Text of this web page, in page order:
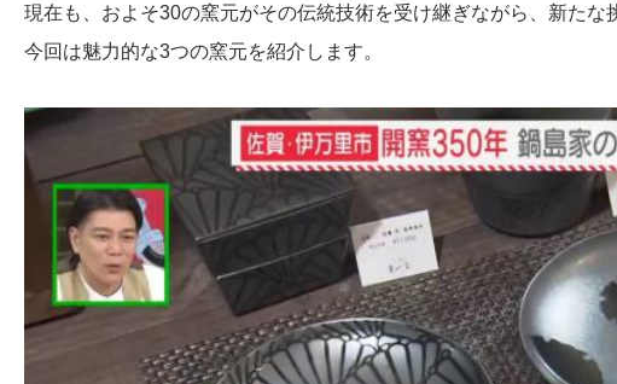
現在も、およそ30の窯元がその伝統技術を受け継ぎながら、新たな
今回は魅力的な3つの窯元を紹介します。